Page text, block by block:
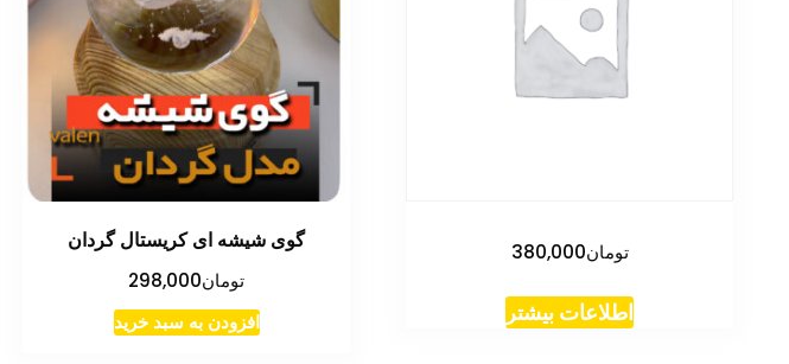
تومان380,000
اطلاعات بیشتر
گوی شیشه ای کریستال گردان
تومان298,000
افزودن به سبد خرید